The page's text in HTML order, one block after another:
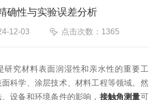
确性与实验误差分析
12-03 点击次数：1365
究材料表面润湿性和亲水性的重要工
科学、涂层技术、材料工程等领域。然
设备和环境条件的影响， 接触角测量可